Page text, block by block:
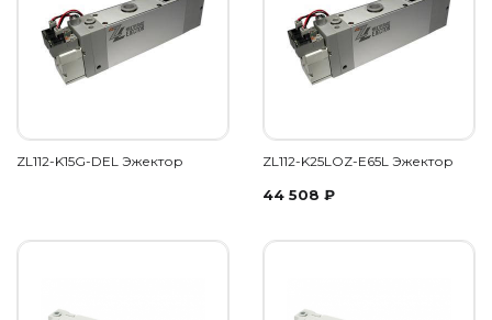
ZL112-K15G-DEL Эжектор ZL112-K25LOZ-E65L Эжектор
44 508 ₽